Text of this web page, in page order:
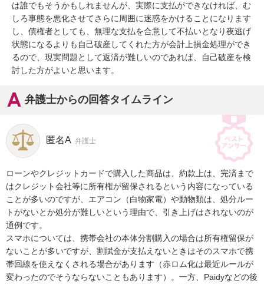
は誰でもそうかもしれませんが、実際に支払ができなければ、む
しろ事態を悪化させてさらに周囲に迷惑をかけることになります
し、債権者としても、無理な支払を合意して不払いとなり夜逃げ
状態になるよりも自己破産してくれた方が会計上損金処理ができ
るので、現実問題として返済が難しいのであれば、自己破産を検
討した方がよいと思います。
弁護士からの回答タイムライン
匿名A 弁護士
ローンやクレジットカードで購入した商品は、約款上は、完済まで
はクレジット会社等に所有権が留保されるという内容になっている
ことが多いのですが、エアコン（白物家電）や動物類は、処分ルー
トがないとか処分が難しいという理由で、引き上げはされないのが
通例です。
スマホについては、携帯会社の本体分割購入の場合は所有権留保が
ないことが多いですが、割賦金が支払えないときはそのスマホで携
帯回線を使えなくされる場合があります（赤ロム化は最近ルールが
変わったのでそうならないこともあります）。一方、Paidyなどの後